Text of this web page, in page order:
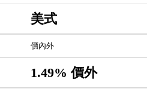
美式
價內外
1.49% 價外